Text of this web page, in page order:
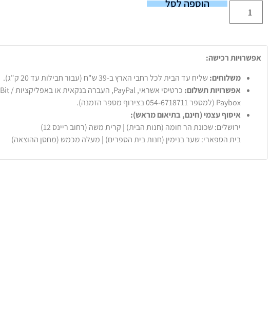
הוספה לסל
אפשרויות רכישה:
משלוחים:שליח עד הבית לכל רחבי הארץ ב-39 ש"ח (עבור חבילות עד 20 ק"ג).
אפשרויות תשלום:
כרטיסי אשראי, PayPal, העברה בנקאית או באפליקציות Bit /
Paybox (למספר 054-6718711 בצירוף מספר הזמנה).
איסוף עצמי (חינם, בתיאום מראש):
ירושלים: שכונת הר חומה (חנות הבית) | קרית משה (רחוב ריינס 12)
בית הספארי: שער בנימין (חנות בית הספרים) | מעלה מכמש (מחסן ההוצאה)